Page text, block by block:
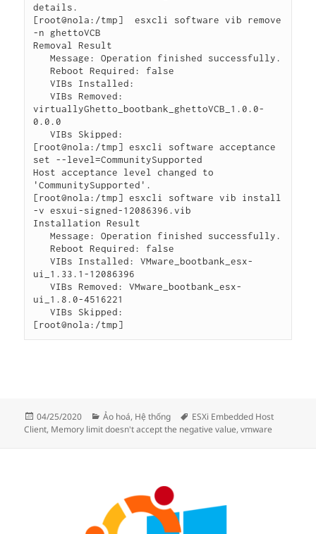
details.
[root@nola:/tmp]  esxcli software vib remove
-n ghettoVCB
Removal Result
   Message: Operation finished successfully.
   Reboot Required: false
   VIBs Installed:
   VIBs Removed:
virtuallyGhetto_bootbank_ghettoVCB_1.0.0-
0.0.0
   VIBs Skipped:
[root@nola:/tmp] esxcli software acceptance
set --level=CommunitySupported
Host acceptance level changed to
'CommunitySupported'.
[root@nola:/tmp] esxcli software vib install
-v esxui-signed-12086396.vib
Installation Result
   Message: Operation finished successfully.
   Reboot Required: false
   VIBs Installed: VMware_bootbank_esx-
ui_1.33.1-12086396
   VIBs Removed: VMware_bootbank_esx-
ui_1.8.0-4516221
   VIBs Skipped:
Đăng
vào
04/25/2020
Danh
mục
Ảo hoá, Hệ thống Thẻ
ESXi Embedded Host
Client, Memory limit doesn't accept the negative value,vmware